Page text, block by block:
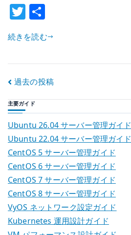
登
録
–
/
user
の
LDIF
例
へ
の
T
w
it
te
r
続きを読む
投
稿
ナ
ビ
ゲ
ー
シ
ョ
過去の投稿
主要ガイド
Ubuntu 26.04 サーバー管理ガイド
Ubuntu 22.04 サーバー管理ガイド
CentOS 5 サーバー管理ガイド
CentOS 6 サーバー管理ガイド
CentOS 7 サーバー管理ガイド
CentOS 8 サーバー管理ガイド
VyOS ネットワーク設定ガイド
Kubernetes 運用設計ガイド